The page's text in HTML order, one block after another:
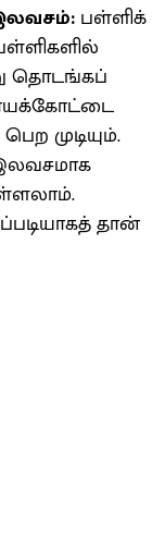
பள்ளிக்
தொடங்கப்
முடியும்.
தான்